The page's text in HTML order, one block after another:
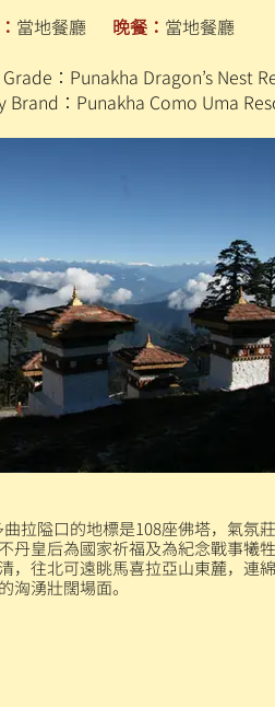
當地餐廳 晚餐： 當地餐廳
：Punakha Dragon’s Nest
Brand：Punakha Como Uma
拉隘口的地標是108座佛塔，氣氛莊
丹皇后為國家祈福及為紀念戰事犧
，往北可遠眺馬喜拉亞山東麓，連
洶湧壯闊場面。